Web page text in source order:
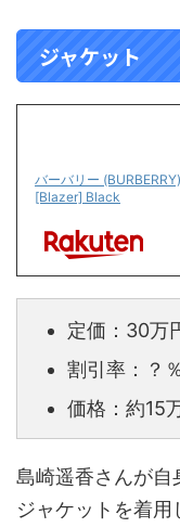
ジャケット
バーバリー
[Blazer] Black
定価：30万
割引率：？％
価格：約15
島崎遥香さんが自
ジャケットを着用